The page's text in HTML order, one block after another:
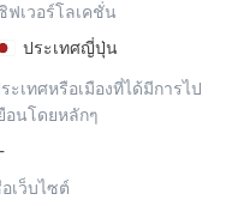
ฟเวอร์โลเคชั่น
ประเทศญี่ปุ่น
ะเทศหรือเมืองที่ได้มีการไป
อนโดยหลักๆ
เว็บไซต์